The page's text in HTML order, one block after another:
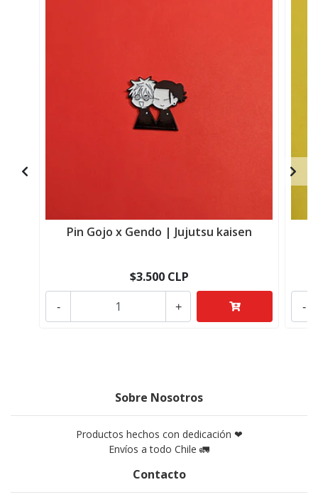
Pin Gojo x Gendo | Jujutsu kaisen
$3.500 CLP
+
- -
Sobre Nosotros
Productos hechos con dedicación ❤
Envíos a todo Chile 🚛
Contacto